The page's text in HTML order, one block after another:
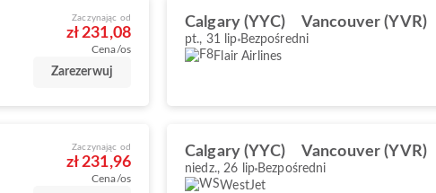
Zaczynając od
zł 231,08
Cena/os
Zarezerwuj
Calgary (YYC) Vancouver (YVR)
pt., 31 lip Bezpośredni
Flair Airlines
Zaczynając od
zł 231,96
Cena/os
Calgary (YYC) Vancouver (YVR)
niedz., 26 lip Bezpośredni
WestJet